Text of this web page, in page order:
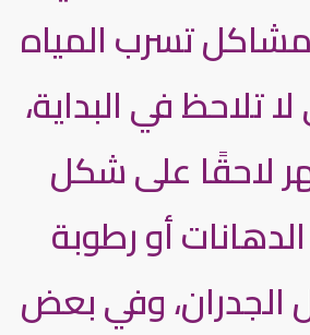
تسرب المياه
تلاحظ في البداية،
لاحقًا على شكل
أو رطوبة
الجدران، وفي بعض